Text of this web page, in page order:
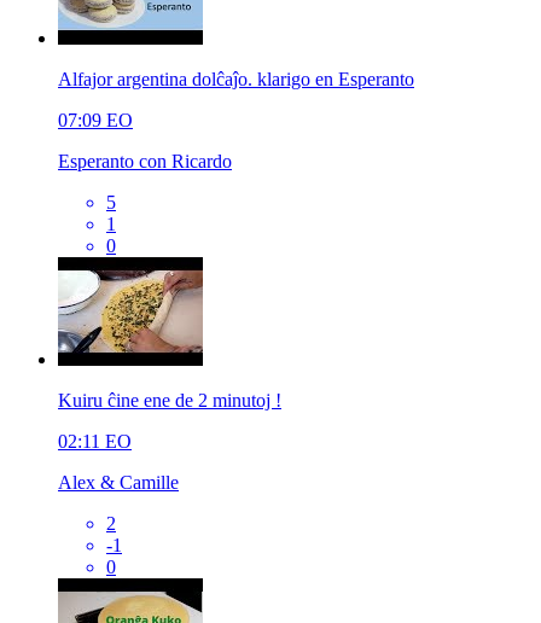
Alfajor argentina dolĉaĵo. klarigo en Esperanto
07:09 EO
Esperanto con Ricardo
5
1
0
Kuiru ĉine ene de 2 minutoj !
02:11 EO
Alex & Camille
2
-1
0